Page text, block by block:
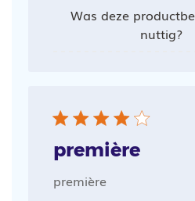
Was deze
nuttig?
première
première